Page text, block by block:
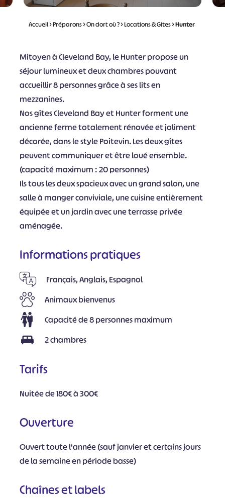
Accueil>Préparons>On dort où ?>Locations & Gites>Hunter
Mitoyen à Cleveland Bay, le Hunter propose un
séjour lumineux et deux chambres pouvant
accueillir 8 personnes grâce à ses lits en
mezzanines.
Nos gîtes Cleveland Bay et Hunter forment une
ancienne ferme totalement rénovée et joliment
décorée, dans le style Poitevin. Les deux gîtes
peuvent communiquer et être loué ensemble.
(capacité maximum : 20 personnes)
Ils tous les deux spacieux avec un grand salon, une
salle à manger conviviale, une cuisine entièrement
équipée et un jardin avec une terrasse privée
aménagée.
Informations pratiques
Français, Anglais, Espagnol
Animaux bienvenus
Capacité de 8 personnes maximum
2 chambres
Tarifs
Nuitée de 180€ à 300€
Ouverture
Ouvert toute l'année (sauf janvier et certains jours
de la semaine en période basse)
Chaînes et labels